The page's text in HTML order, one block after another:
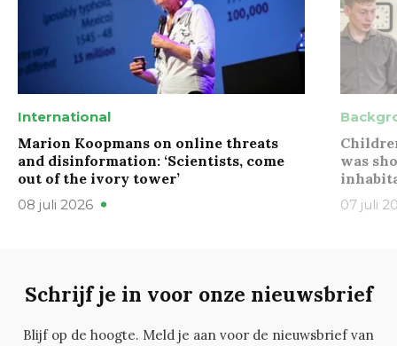
International
Marion Koopmans on online threats
and disinformation: ‘Scientists, come
out of the ivory tower’
08 juli 2026
was
07 juli
Schrijf je in voor onze nieuwsbrief
Blijf op de hoogte. Meld je aan voor de nieuwsbrief van